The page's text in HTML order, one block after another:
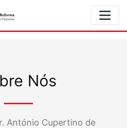
Nós
António Cupertino de